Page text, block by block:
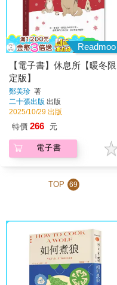
Readmoo
【電子書】休息所【暖冬限
定版】
鄭美珍 著
二十張出版 出版
2025/10/29 出版
特價 266 元
電子書
TOP 69